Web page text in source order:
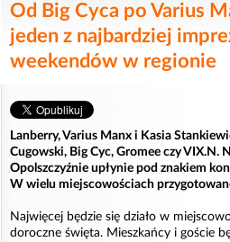
Od Big Cyca po Varius
jeden z najbardziej
weekendów w regionie
Lanberry, Varius Manx i Kasia
Cugowski, Big Cyc, Gromee czy VIX.N.
Opolszczyźnie upłynie pod znakiem
W wielu miejscowościach
Najwięcej będzie się działo w
doroczne święta. Mieszkańcy i goście